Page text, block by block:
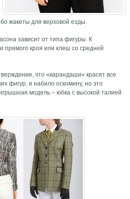
жакеты для верховой езды.
зависит от типа фигуры. К
прямого кроя или клеш со средней
что «карандаши» красят все
фигур, и набило оскомину, но это
модель – юбка с высокой талией